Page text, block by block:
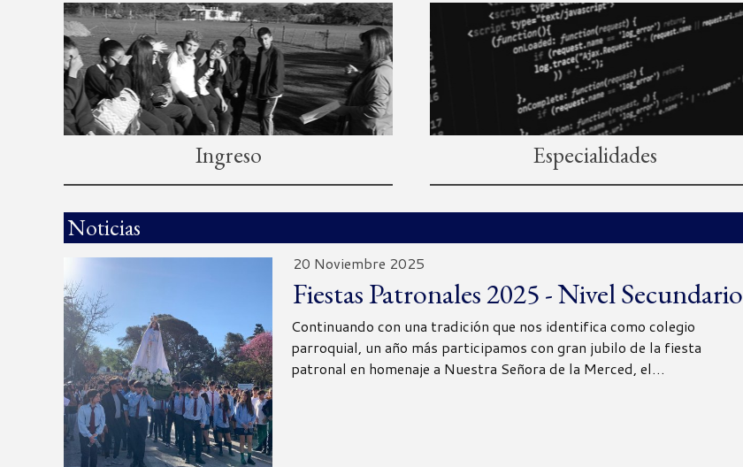
Ingreso Especialidades
Noticias
Fiestas Patronales 2025 - Nivel Secundario
Continuando con una tradición que nos identifica como colegio
parroquial, un año más participamos con gran jubilo de la fiesta
patronal en homenaje a Nuestra Señora de la Merced, el…
20 Noviembre 2025